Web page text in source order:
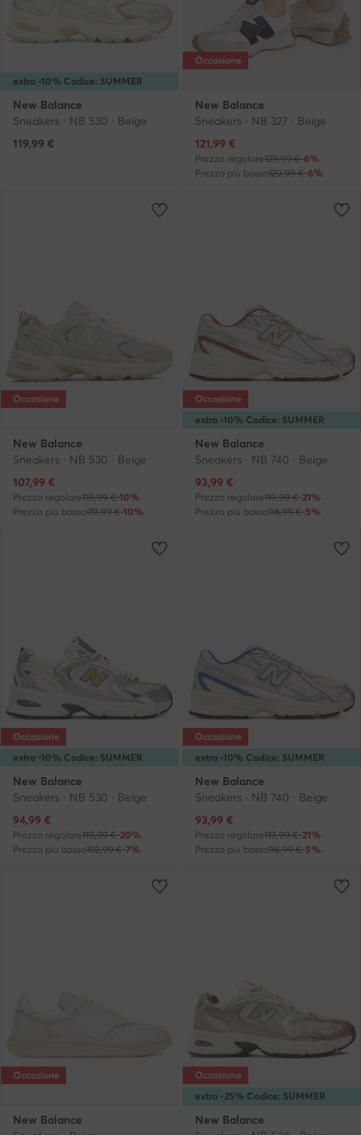
extra -10% Codice: SUMMER
New Balance
Sneakers · NB 530 · Beige
119,99 €
Occasione
New Balance
Sneakers · NB 327 · Beige
Prezzo attuale
121,99 €
Prezzo regolare129,99 €-6%
Prezzo più basso129,99 €-6%
Occasione
New Balance
Sneakers · NB 530 · Beige
Prezzo attuale
107,99 €
Prezzo regolare119,99 €-10%
Prezzo più basso119,99 €-10%
extra -10% Codice: SUMMER
Occasione
New Balance
Sneakers · NB 740 · Beige
Prezzo attuale
93,99 €
Prezzo regolare119,99 €-21%
Prezzo più basso98,99 €-5%
extra -10% Codice: SUMMER
Occasione
New Balance
Sneakers · NB 530 · Beige
Prezzo attuale
94,99 €
Prezzo regolare119,99 €-20%
Prezzo più basso102,99 €-7%
extra -10% Codice: SUMMER
Occasione
New Balance
Sneakers · NB 740 · Beige
Prezzo attuale
93,99 €
Prezzo regolare119,99 €-21%
Prezzo più basso98,99 €-5%
Occasione
New Balance
extra -25% Codice: SUMMER
Occasione
New Balance